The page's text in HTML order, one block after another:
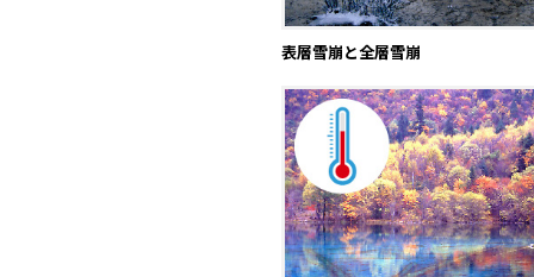
表層雪崩と全層雪崩